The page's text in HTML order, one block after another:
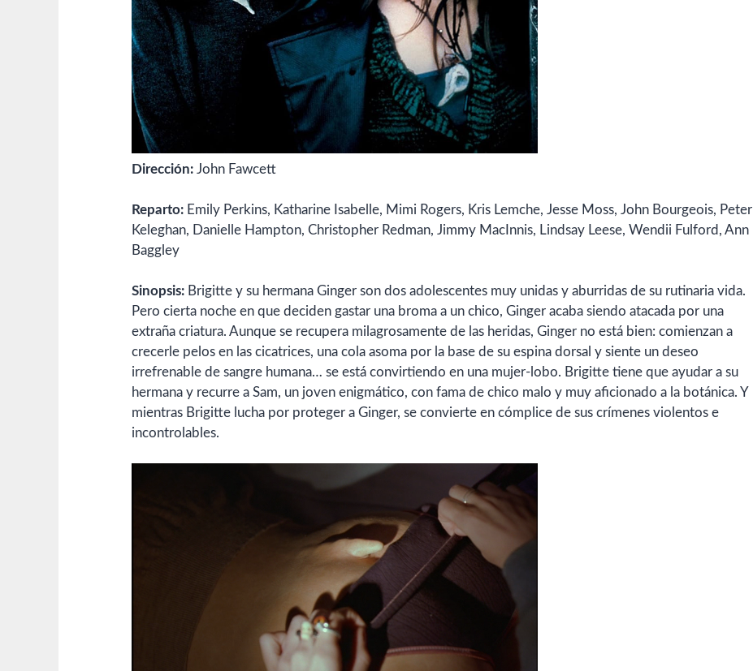
Dirección: John Fawcett
Reparto: Emily Perkins, Katharine Isabelle, Mimi Rogers, Kris Lemche, Jesse Moss, John Bourgeois, Peter
Keleghan, Danielle Hampton, Christopher Redman, Jimmy MacInnis, Lindsay Leese, Wendii Fulford, Ann
Baggley
Sinopsis: Brigitte y su hermana Ginger son dos adolescentes muy unidas y aburridas de su rutinaria vida.
Pero cierta noche en que deciden gastar una broma a un chico, Ginger acaba siendo atacada por una
extraña criatura. Aunque se recupera milagrosamente de las heridas, Ginger no está bien: comienzan a
crecerle pelos en las cicatrices, una cola asoma por la base de su espina dorsal y siente un deseo
irrefrenable de sangre humana… se está convirtiendo en una mujer-lobo. Brigitte tiene que ayudar a su
hermana y recurre a Sam, un joven enigmático, con fama de chico malo y muy aficionado a la botánica. Y
mientras Brigitte lucha por proteger a Ginger, se convierte en cómplice de sus crímenes violentos e
incontrolables.